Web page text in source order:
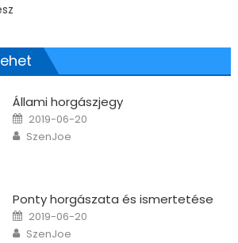
Állami horgászjegy
Posted on
2019-06-20
Author
SzenJoe
Ponty horgászata és ismertetése
Posted on
2019-06-20
Author
SzenJoe